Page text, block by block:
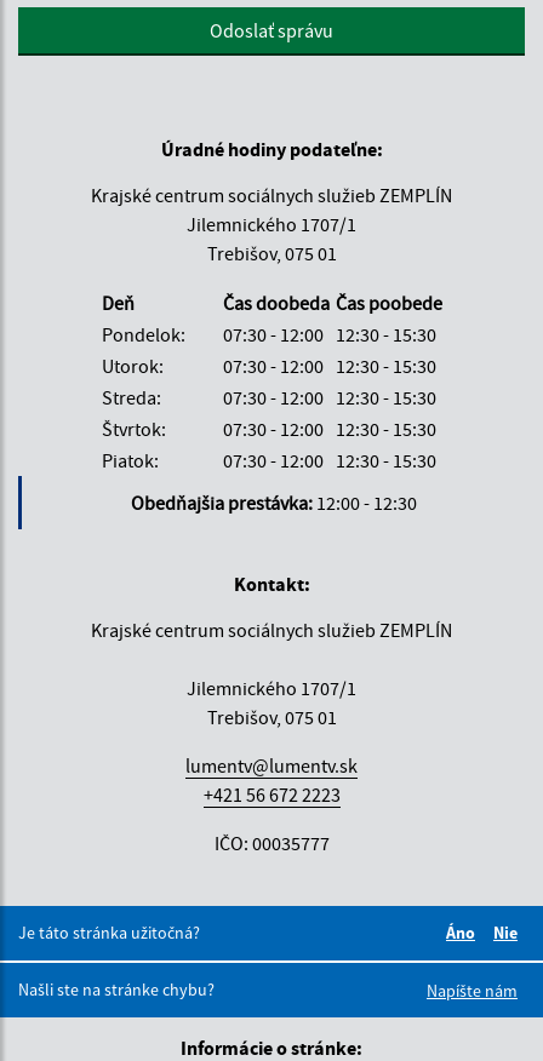
Google reCaptcha ResponseOdoslať správu
Úradné hodiny podateľne:
Krajské centrum sociálnych služieb ZEMPLÍN
Jilemnického 1707/1
Trebišov, 075 01
Deň Čas doobeda Čas poobede
Pondelok:
07:30 - 12:00 12:30 - 15:30
Utorok:
07:30 - 12:00 12:30 - 15:30
Streda:
07:30 - 12:00 12:30 - 15:30
Štvrtok:
07:30 - 12:00 12:30 - 15:30
Piatok:
07:30 - 12:00 12:30 - 15:30
Obedňajšia prestávka: 12:00 - 12:30
Kontakt:
Krajské centrum sociálnych služieb ZEMPLÍN
Jilemnického 1707/1
Trebišov, 075 01
lumentv@lumentv.sk
+421 56 672 2223
IČO: 00035777
Je táto stránka užitočná?
Áno
Nie
Našli ste na stránke chybu?
Napíšte nám
Informácie o stránke: